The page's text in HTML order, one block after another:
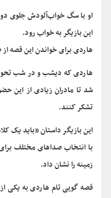
او با سگ خواب‌آلودش جلوی
این بازیگر به خواب رود.
هاردی برای خواندن این قصه
هاردی که دیشب و در شب
شد تا مادران زیادی از این
تشکر کنند.
این بازیگر داستان «باید یک
با انتخاب صداهای مختلف
زمینه را نشان داد.
قصه گویی تام هاردی به یکی